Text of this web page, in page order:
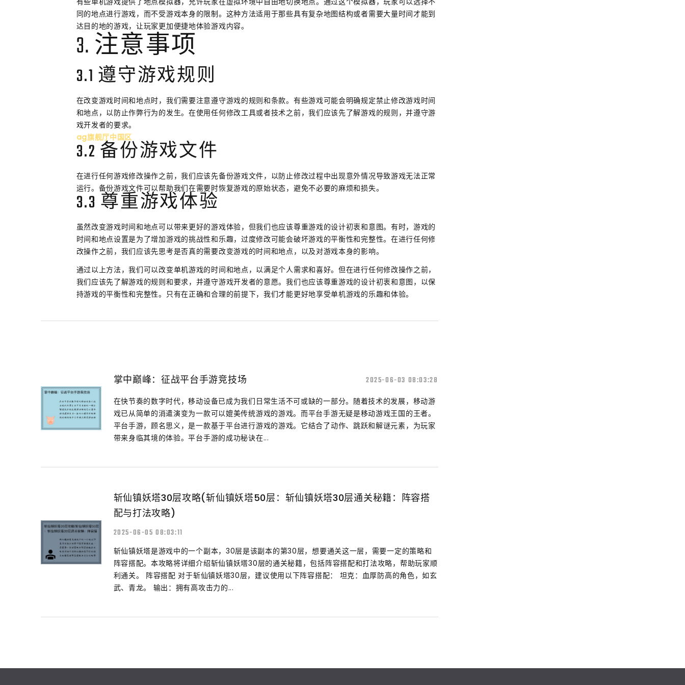
同的地点进行游戏，而不受游戏本身的限制。这种方法适用于那些具有复杂地图结构或者需要大量时间才能到
达目的地的游戏，让玩家更加便捷地体验游戏内容。
3. 注意事项
3.1 遵守游戏规则
在改变游戏时间和地点时，我们需要注意遵守游戏的规则和条款。有些游戏可能会明确规定禁止修改游戏时间
和地点，以防止作弊行为的发生。在使用任何修改工具或者技术之前，我们应该先了解游戏的规则，并遵守游
戏开发者的要求。
ag旗舰厅中国区
3.2 备份游戏文件
在进行任何游戏修改操作之前，我们应该先备份游戏文件，以防止修改过程中出现意外情况导致游戏无法正常
运行。备份游戏文件可以帮助我们在需要时恢复游戏的原始状态，避免不必要的麻烦和损失。
3.3 尊重游戏体验
虽然改变游戏时间和地点可以带来更好的游戏体验，但我们也应该尊重游戏的设计初衷和意图。有时，游戏的
时间和地点设置是为了增加游戏的挑战性和乐趣，过度修改可能会破坏游戏的平衡性和完整性。在进行任何修
改操作之前，我们应该先思考是否真的需要改变游戏的时间和地点，以及对游戏本身的影响。
通过以上方法，我们可以改变单机游戏的时间和地点，以满足个人需求和喜好。但在进行任何修改操作之前，
我们应该先了解游戏的规则和要求，并遵守游戏开发者的意愿。我们也应该尊重游戏的设计初衷和意图，以保
持游戏的平衡性和完整性。只有在正确和合理的前提下，我们才能更好地享受单机游戏的乐趣和体验。
掌中巅峰：征战平台手游竞技场 2025-06-03 08:03:28
在快节奏的数字时代，移动设备已成为我们日常生活不可或缺的一部分。随着技术的发展，移动游
戏已从简单的消遣演变为一款可以媲美传统游戏的游戏。而平台手游无疑是移动游戏王国的王者。
平台手游，顾名思义，是一款基于平台进行游戏的游戏。它结合了动作、跳跃和解谜元素，为玩家
带来身临其境的体验。平台手游的成功秘诀在...
斩仙镇妖塔30层攻略(斩仙镇妖塔50层：斩仙镇妖塔30层通关秘籍：阵容搭
配与打法攻略)
2025-06-05 08:03:11
斩仙镇妖塔是游戏中的一个副本，30层是该副本的第30层，想要通关这一层，需要一定的策略和
阵容搭配。本攻略将详细介绍斩仙镇妖塔30层的通关秘籍，包括阵容搭配和打法攻略，帮助玩家顺
利通关。 阵容搭配 对于斩仙镇妖塔30层，建议使用以下阵容搭配： 坦克：血厚防高的角色，如玄
武、青龙。 输出：拥有高攻击力的...